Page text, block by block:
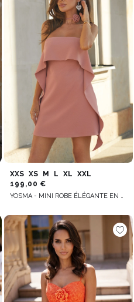
XXS XS M L XL
XXL
199,00 €
YOSMA - MINI ROBE ÉLÉGANTE EN ROSE SALE